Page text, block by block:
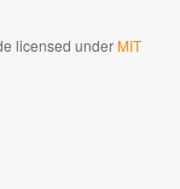
licensed underMIT